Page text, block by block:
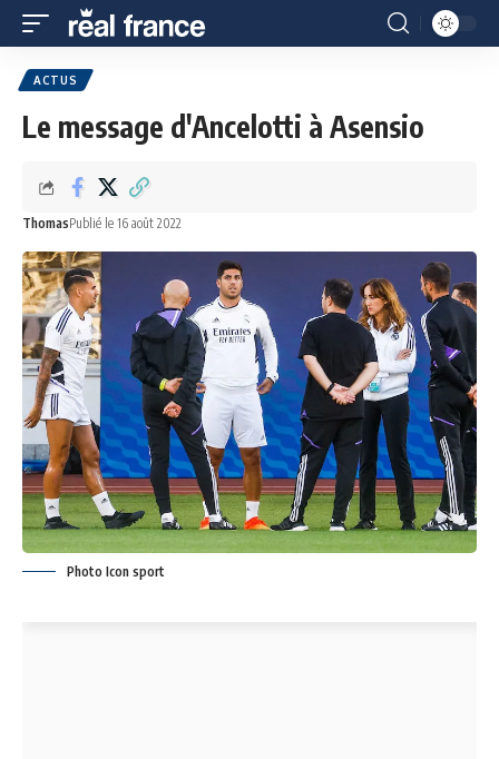
ACTUS
Le message d'Ancelotti à Asensio
ThomasPublié le 16 août 2022
Photo Icon sport